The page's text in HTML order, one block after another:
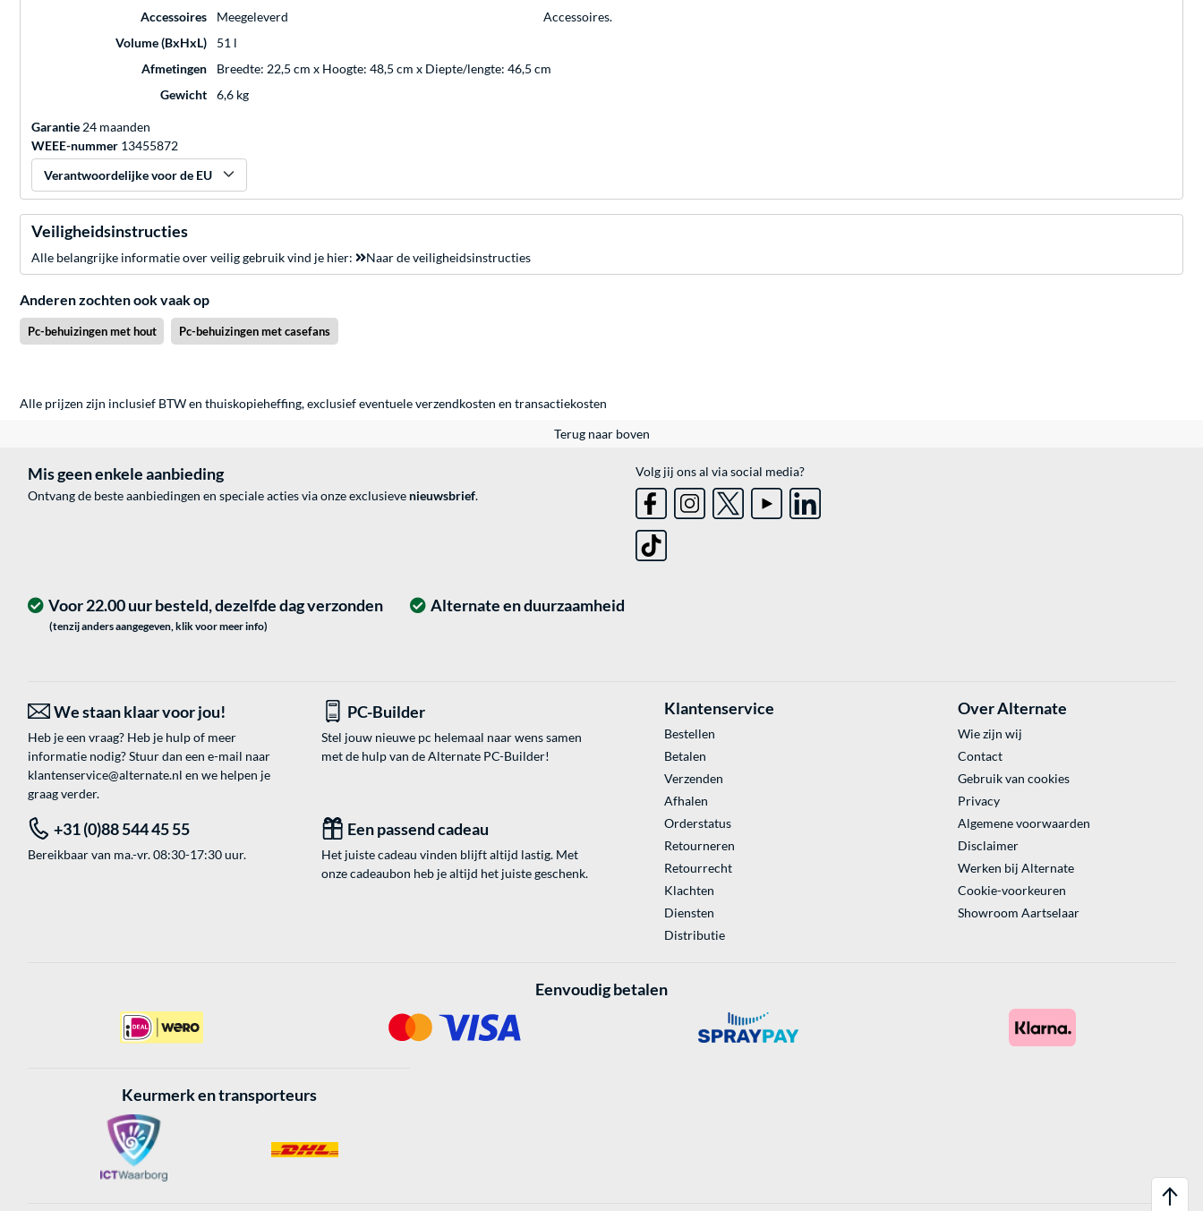
Accessoires
Meegeleverd
Accessoires.
Volume (BxHxL)
51 l
Afmetingen
Breedte: 22,5 cm x Hoogte: 48,5 cm x Diepte/lengte: 46,5 cm
Gewicht
6,6 kg
Garantie 24 maanden
WEEE-nummer 13455872
Verantwoordelijke voor de EU
Veiligheidsinstructies
Alle belangrijke informatie over veilig gebruik vind je hier: Naar de veiligheidsinstructies
Anderen zochten ook vaak op
Pc-behuizingen met hout Pc-behuizingen met casefans
Alle prijzen zijn inclusief BTW en thuiskopieheffing, exclusief eventueleverzendkosten en transactiekosten
Terug naar boven
Mis geen enkele aanbieding
Ontvang de beste aanbiedingen en speciale acties via onze exclusieve nieuwsbrief.
Volg jij ons al via social media?
Alternate en duurzaamheid
Voor 22.00 uur besteld, dezelfde dag verzonden
(tenzij anders aangegeven, klik voor meer info)
We staan klaar voor jou!
Heb je een vraag? Heb je hulp of meer
informatie nodig? Stuur dan een e-mail naar
klantenservice@alternate.nl en we helpen je
graag verder.
PC-Builder
Stel jouw nieuwe pc helemaal naar wens samen
met de hulp van de Alternate PC-Builder!
+31 (0)88 544 45 55
Bereikbaar van ma.-vr. 08:30-17:30 uur.
Een passend cadeau
Het juiste cadeau vinden blijft altijd lastig. Met
onze cadeaubon heb je altijd het juiste geschenk.
Klantenservice
Bestellen
Betalen
Verzenden
Afhalen
Orderstatus
Retourneren
Retourrecht
Klachten
Diensten
Distributie
Over Alternate
Wie zijn wij
Contact
Gebruik van cookies
Privacy
Algemene voorwaarden
Disclaimer
Werken bij Alternate
Cookie-voorkeuren
Showroom Aartselaar
Eenvoudig betalen
Keurmerk en transporteurs